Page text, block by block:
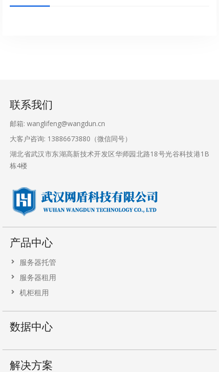
联系我们
邮箱: wanglifeng@wangdun.cn
大客户咨询: 13886673880（微信同号）
湖北省武汉市东湖高新技术开发区华师园北路18号光谷科技港1B
栋4楼
产品中心
服务器托管
服务器租用
机柜租用
数据中心
解决方案